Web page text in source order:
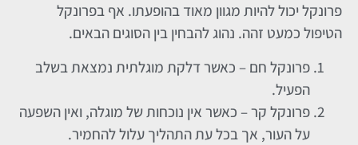
פרונקל יכול להיות מגוון מאוד בהופעתו. אף בפרונקל
הטיפול כמעט זהה. נהוג להבחין בין הסוגים הבאים.
פרונקל חם – כאשר דלקת מוגלתית נמצאת בשלב
הפעיל.
פרונקל קר – כאשר אין נוכחות של מוגלה, ואין השפעה
על העור, אך בכל עת התהליך עלול להחמיר.